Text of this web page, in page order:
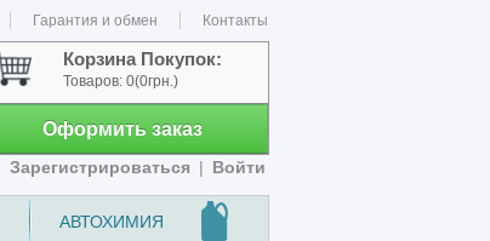
Гарантия и обмен Контакты
Корзина Покупок:
Товаров: 0(0грн.)
Оформить заказ
Зарегистрироваться | Войти
АВТОХИМИЯ